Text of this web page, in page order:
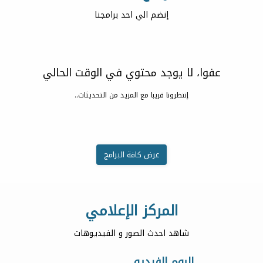
إنضم الي احد برامجنا
عفوا، لا يوجد محتوي في الوقت الحالي
إنتظرونا قريبا مع المزيد من التحديثات..
عرض كافة البرامج
المركز الإعلامي
شاهد احدث الصور و الفيديوهات